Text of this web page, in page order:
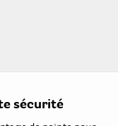
sécurité